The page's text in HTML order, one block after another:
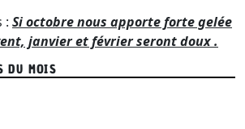
: Si octobre nous apporte forte gelée
janvier et février seront doux .
DU MOIS